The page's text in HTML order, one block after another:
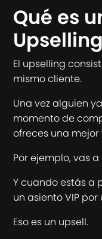
Qué es
Upselling
El upselling
mismo cliente.
Una vez alguien
momento de
ofreces una
Por ejemplo, vas
Y cuando estás a
un asiento VIP
Eso es un upsell.